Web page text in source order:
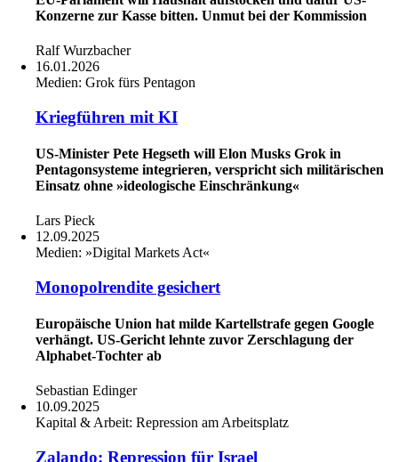
Konzerne zur Kasse bitten. Unmut bei der Kommission
Ralf Wurzbacher
16.01.2026
Medien: Grok fürs Pentagon
Kriegführen mit KI
US-Minister Pete Hegseth will Elon Musks Grok in
Pentagonsysteme integrieren, verspricht sich militärischen
Einsatz ohne »ideologische Einschränkung«
Lars Pieck
12.09.2025
Medien: »Digital Markets Act«
Monopolrendite gesichert
Europäische Union hat milde Kartellstrafe gegen Google
verhängt. US-Gericht lehnte zuvor Zerschlagung der
Alphabet-Tochter ab
Sebastian Edinger
10.09.2025
Kapital & Arbeit: Repression am Arbeitsplatz
Zalando: Repression für Israel